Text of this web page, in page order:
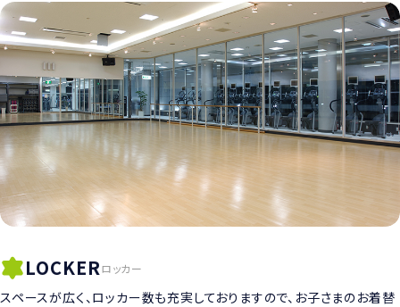
LOCKERロッカー
スペースが広く、ロッカー数も充実しておりますので、お子さまのお着替